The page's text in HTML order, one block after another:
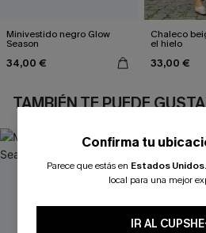
Minivestido negro Glow
Season
34,00 €
Chaleco
el hielo
33,00 €
TAMBIÉN TE PUEDE
Confirma tu
Parece que estás en Estados Unidos.
local para una mejor
IR AL